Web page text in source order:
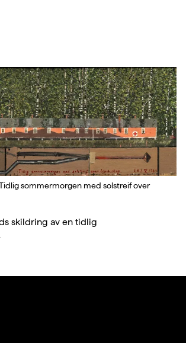
sommermorgen med solstreif over
skildring av en tidlig